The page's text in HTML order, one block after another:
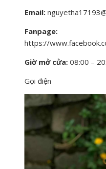
Email:
Fanpage:
https://
Giờ mở cửa: 08:00 –
Gọi điện